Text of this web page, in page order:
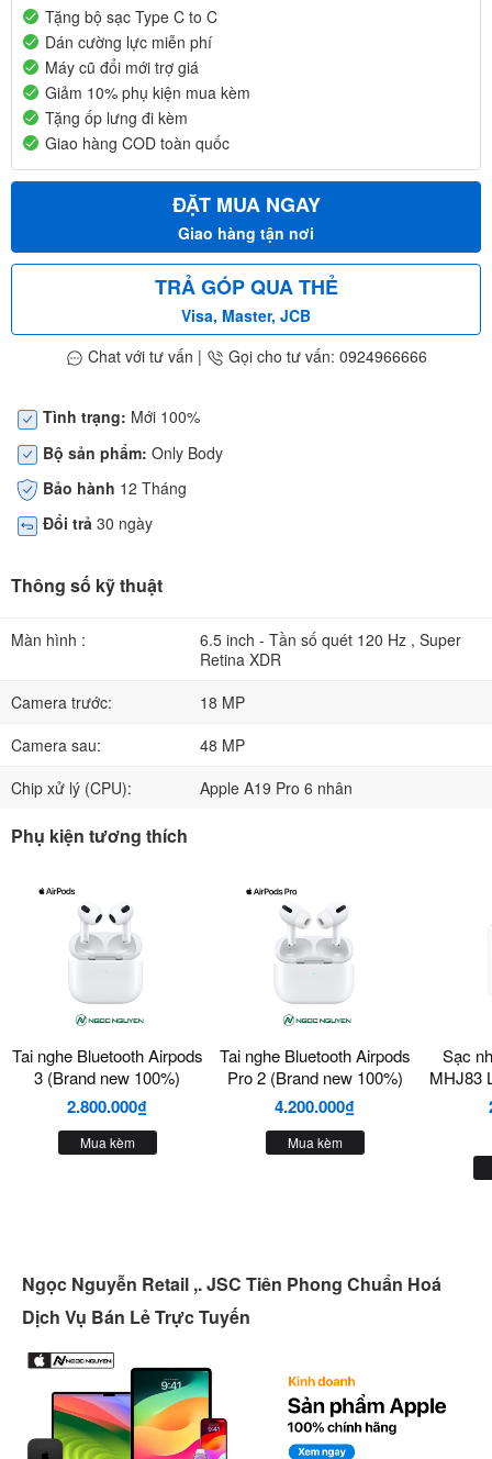
Tặng bộ sạc Type C to C
Dán cường lực miễn phí
Máy cũ đổi mới trợ giá
Giảm 10% phụ kiện mua kèm
Tặng ốp lưng đi kèm
Giao hàng COD toàn quốc
ĐẶT MUA NGAY
Giao hàng tận nơi
TRẢ GÓP QUA THẺ
Visa, Master, JCB
Chat với tư vấn | Gọi cho tư vấn: 0924966666
Tình trạng: Mới 100%
Bộ sản phẩm: Only Body
Bảo hành 12 Tháng
Đổi trả 30 ngày
Thông số kỹ thuật
Màn hình :
6.5 inch - Tần số quét 120 Hz , Super
Retina XDR
Camera trước:
18 MP
Camera sau:
48 MP
Chip xử lý (CPU):
Apple A19 Pro 6 nhân
Phụ kiện tương thích
Tai nghe Bluetooth Airpods
3 (Brand new 100%)
2.800.000₫
Mua kèm
Tai nghe Bluetooth Airpods
Pro 2 (Brand new 100%)
4.200.000₫
Mua kèm
Sạc
MHJ83
Ngọc Nguyễn Retail ,. JSC Tiên Phong Chuẩn Hoá
Dịch Vụ Bán Lẻ Trực Tuyến